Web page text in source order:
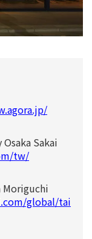
Sakai
tw/
Moriguchi
global/tai